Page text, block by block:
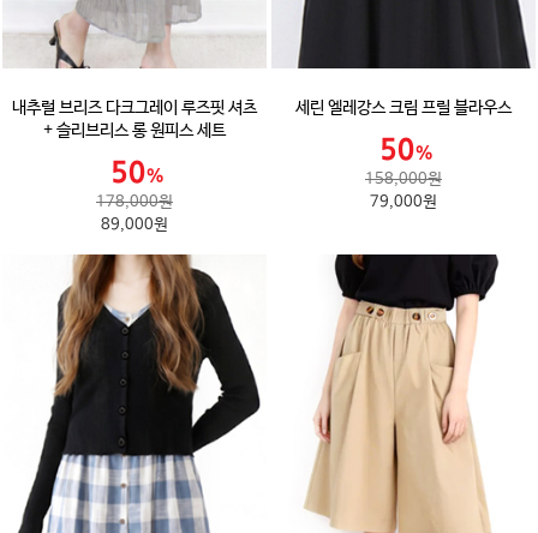
내추럴 브리즈 다크그레이 루즈핏 셔츠
+ 슬리브리스 롱 원피스 세트
178,000원
89,000원
세린 엘레강스 크림 프릴 블라우스
158,000원
79,000원